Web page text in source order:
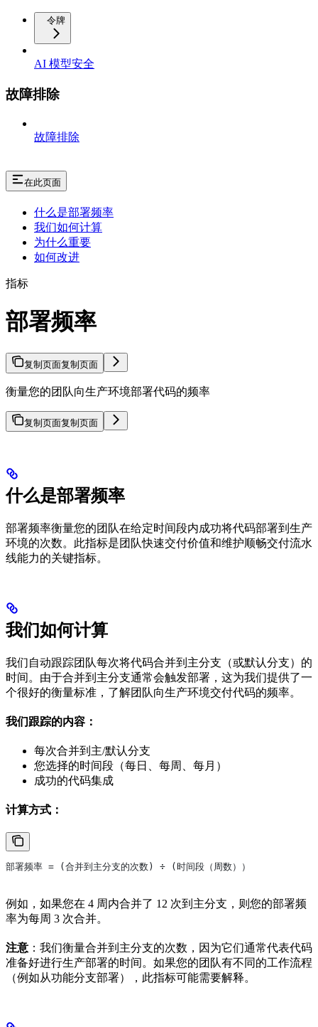
令牌
AI 模型安全
故障排除
故障排除
在此页面
什么是部署频率
我们如何计算
为什么重要
如何改进
指标
部署频率
复制页面复制页面
衡量您的团队向生产环境部署代码的频率
复制页面复制页面
什么是部署频率
部署频率衡量您的团队在给定时间段内成功将代码部署到生产
环境的次数。此指标是团队快速交付价值和维护顺畅交付流水
线能力的关键指标。
我们如何计算
我们自动跟踪团队每次将代码合并到主分支（或默认分支）的
时间。由于合并到主分支通常会触发部署，这为我们提供了一
个很好的衡量标准，了解团队向生产环境交付代码的频率。
我们跟踪的内容：
每次合并到主/默认分支
您选择的时间段（每日、每周、每月）
成功的代码集成
计算方式：
部署频率 = (合并到主分支的次数) ÷ (时间段（周数））
例如，如果您在 4 周内合并了 12 次到主分支，则您的部署频
率为每周 3 次合并。
注意 ：我们衡量合并到主分支的次数，因为它们通常代表代码
准备好进行生产部署的时间。如果您的团队有不同的工作流程
（例如从功能分支部署），此指标可能需要解释。